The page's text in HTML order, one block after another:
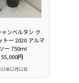
ンベルタン ク
トー 2020 アルマ
ー 750ml
円
年12月12日